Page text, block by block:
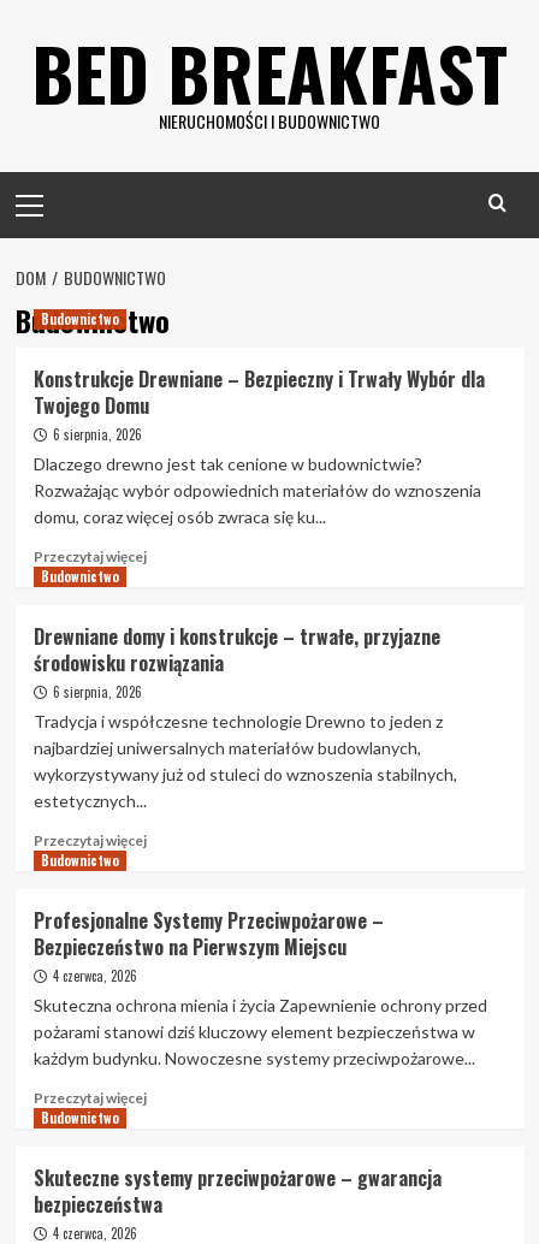
contentBED BREAKFAST
NIERUCHOMOŚCI I BUDOWNICTWO
Menu
DOM BUDOWNICTWO
Budownictwo
Budownictwo
Konstrukcje Drewniane – Bezpieczny i Trwały Wybór dla
Twojego Domu
6 sierpnia, 2026
Dlaczego drewno jest tak cenione w budownictwie?
Rozważając wybór odpowiednich materiałów do wznoszenia
domu, coraz więcej osób zwraca się ku...
Przeczytaj więcejPrzeczytaj
Drewniane
–
i
Wybór
dla
Twojego
Budownictwo
Drewniane domy i konstrukcje – trwałe, przyjazne
środowisku rozwiązania
6 sierpnia, 2026
Tradycja i współczesne technologie Drewno to jeden z
najbardziej uniwersalnych materiałów budowlanych,
wykorzystywany już od stuleci do wznoszenia stabilnych,
estetycznych...
Przeczytaj więcejPrzeczytaj
domy
i
przyjazne
środowisku
rozwiązania
Budownictwo
Profesjonalne Systemy Przeciwpożarowe –
Bezpieczeństwo na Pierwszym Miejscu
4 czerwca, 2026
Skuteczna ochrona mienia i życia Zapewnienie ochrony przed
pożarami stanowi dziś kluczowy element bezpieczeństwa w
każdym budynku. Nowoczesne systemy przeciwpożarowe...
Przeczytaj więcejPrzeczytaj
Systemy
Przeciwpożarowe
Budownictwo
Skuteczne systemy przeciwpożarowe – gwarancja
bezpieczeństwa
4 czerwca, 2026